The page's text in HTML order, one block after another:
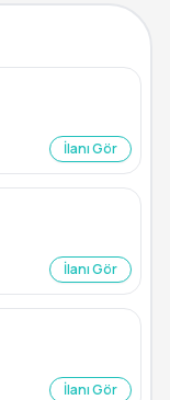
İlanı Gör
İlanı Gör
İlanı Gör